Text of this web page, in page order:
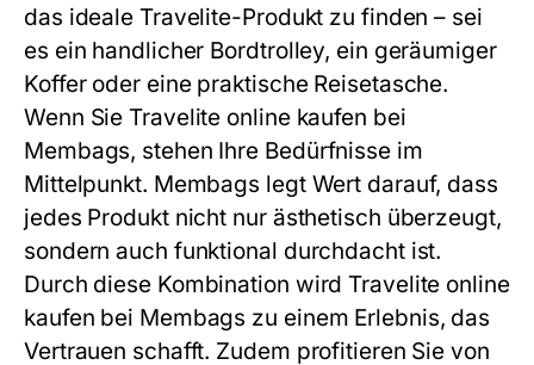
das ideale Travelite-Produkt zu finden – sei
es ein handlicher Bordtrolley, ein geräumiger
Koffer oder eine praktische Reisetasche.
Wenn Sie Travelite online kaufen bei
Membags, stehen Ihre Bedürfnisse im
Mittelpunkt. Membags legt Wert darauf, dass
jedes Produkt nicht nur ästhetisch überzeugt,
sondern auch funktional durchdacht ist.
Durch diese Kombination wird Travelite online
kaufen bei Membags zu einem Erlebnis, das
Vertrauen schafft. Zudem profitieren Sie von